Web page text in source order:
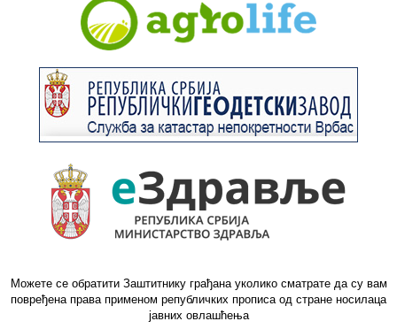
Можете се обратити Заштитнику грађана уколико сматрате да су вам
повређена права применом републичких прописа од стране носилаца
јавних овлашћења